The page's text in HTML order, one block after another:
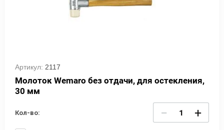
Артикул: 2117
Молоток Wemaro без отдачи, для остекления,
30 мм
Кол-во: − +